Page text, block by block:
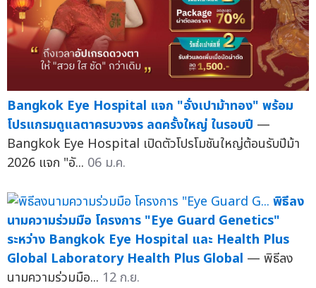
Bangkok Eye Hospital แจก "อั่งเปาม้าทอง" พร้อม
โปรแกรมดูแลตาครบวงจร ลดครั้งใหญ่ ในรอบปี —
Bangkok Eye Hospital เปิดตัวโปรโมชันใหญ่ต้อนรับปีม้า
2026 แจก "อั... 06 ม.ค.
พิธีลง
นามความร่วมมือ โครงการ "Eye Guard Genetics"
ระหว่าง Bangkok Eye Hospital และ Health Plus
Global Laboratory Health Plus Global — พิธีลง
นามความร่วมมือ... 12 ก.ย.